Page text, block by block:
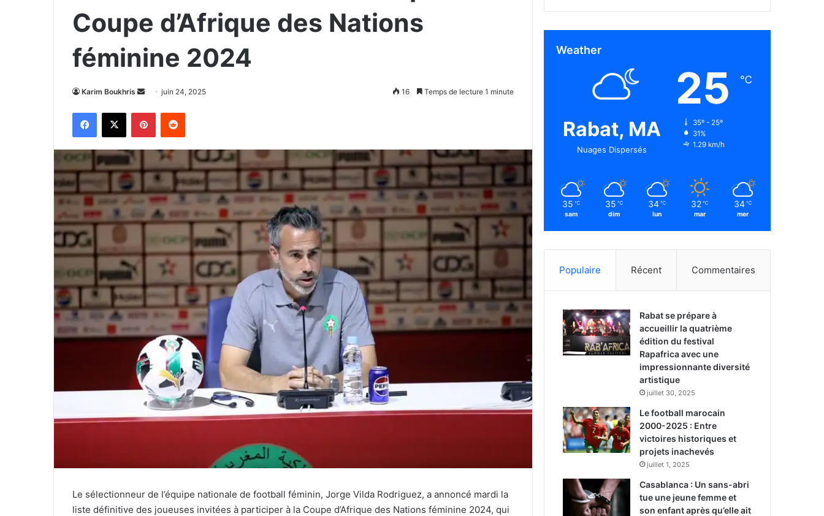
Coupe d’Afrique des Nations
féminine 2024
Karim Boukhris
Envoyer
courriel
juin 24, 2025 16 Temps de lecture 1 minute
Facebook
X PinterestReddit
Le sélectionneur de l’équipe nationale de football féminin, Jorge Vilda Rodriguez, a annoncé mardi la
liste définitive des joueuses invitées à participer à la Coupe d’Afrique des Nations féminine 2024, qui
Weather
Rabat, MA
Nuages Dispersés
25 ℃
35º - 25º
31%
1.29 km/h
35 ℃
sam
35 ℃
dim
34 ℃
lun
32 ℃
mar
34 ℃
mer
Populaire Récent Commentaires
Rabat se prépare à
accueillir la quatrième
édition du festival
Rapafrica avec une
impressionnante diversité
artistique
juillet 30, 2025
Le football marocain
2000-2025 : Entre
victoires historiques et
projets inachevés
juillet 1, 2025
Casablanca : Un sans-abri
tue une jeune femme et
son enfant après qu’elle ait